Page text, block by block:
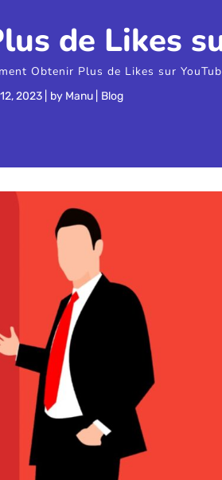
de Likes
Obtenir Plus de Likes sur
2023 by Manu Blog